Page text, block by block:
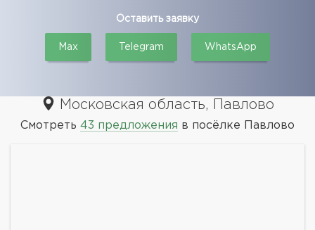
Оставить заявку
Max Telegram WhatsApp
Московская область, Павлово
Смотреть 43 предложения в посёлке Павлово